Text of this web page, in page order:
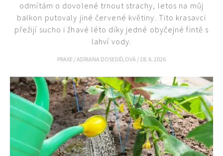
Objednat >
odmítám o dovolené trnout strachy, letos na můj
balkon putovaly jiné červené květiny. Tito krasavci
přežijí sucho i žhavé léto díky jedné obyčejné fintě s
lahví vody.
PRAXE /ADRIANA DOSEDĚLOVÁ /28. 6. 2026